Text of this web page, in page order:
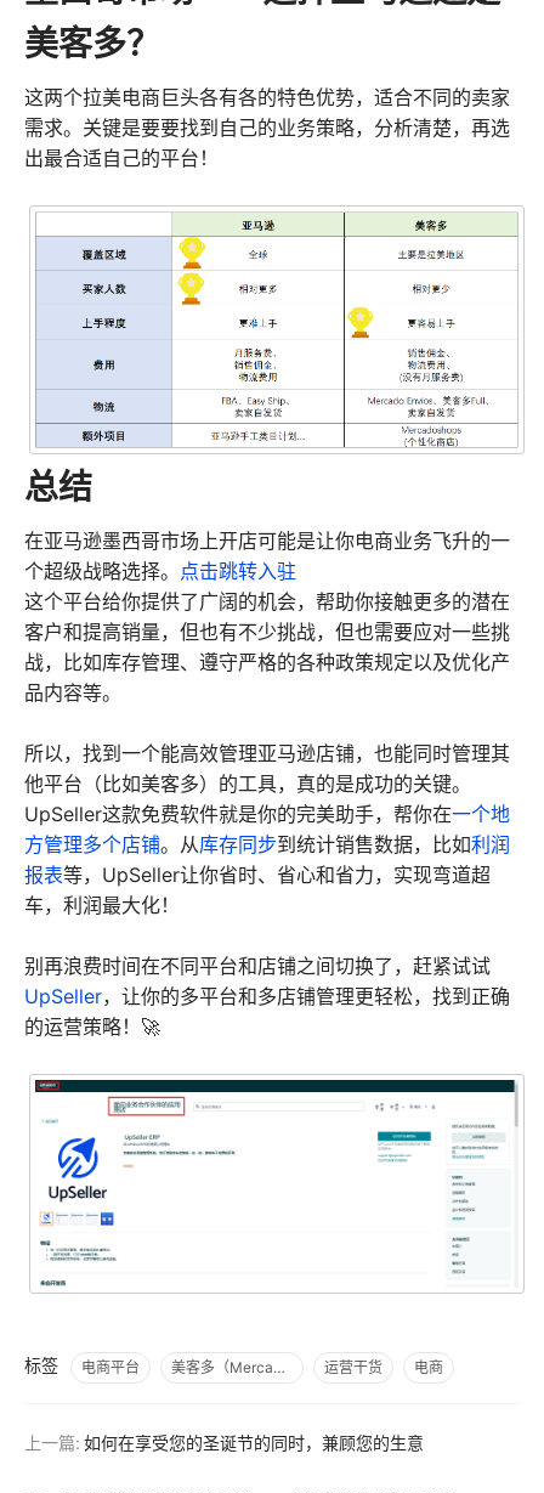
美客多？
这两个拉美电商巨头各有各的特色优势，适合不同的卖家
需求。关键是要要找到自己的业务策略，分析清楚，再选
出最合适自己的平台！
总结
在亚马逊墨西哥市场上开店可能是让你电商业务飞升的一
个超级战略选择。 点击跳转入驻
这个平台给你提供了广阔的机会，帮助你接触更多的潜在
客户和提高销量，但也有不少挑战，但也需要应对一些挑
战，比如库存管理、遵守严格的各种政策规定以及优化产
品内容等。
所以，找到一个能高效管理亚马逊店铺，也能同时管理其
他平台（比如美客多）的工具，真的是成功的关键。
UpSeller这款免费软件就是你的完美助手，帮你在一个地
方管理多个店铺。从库存同步到统计销售数据，比如利润
报表等，UpSeller让你省时、省心和省力，实现弯道超
车，利润最大化！
别再浪费时间在不同平台和店铺之间切换了，赶紧试试
UpSeller，让你的多平台和多店铺管理更轻松，找到正确
的运营策略！🚀
标签 电商平台 美客多（Mercado Libre） 运营干货 电商
上一篇: 如何在享受您的圣诞节的同时，兼顾您的生意